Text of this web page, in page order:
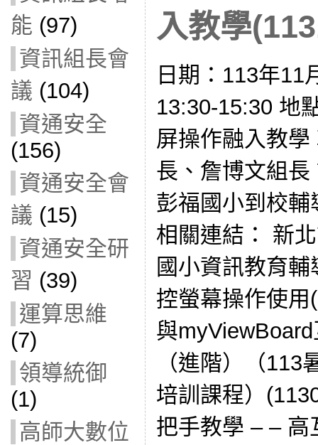
能 (97)
資訊組長會
議 (104)
資通安全
(156)
資通安全會
議 (15)
資通安全研
習 (39)
運算思維
(7)
領導統御
(1)
高師大數位
入教學
日期：113年11
13:30-15:30 地
屏操作融入教
長、詹博文組
彭福國小到校
相關連結： 新
國小資訊教育
控螢幕操作使
與
（進階）（113
培訓課程）
把手教學 – – 高